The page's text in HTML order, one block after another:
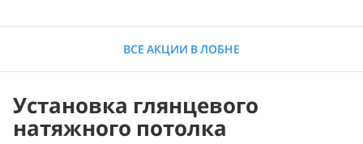
ВСЕ АКЦИИ В ЛОБНЕ
Установка глянцевого
натяжного потолка